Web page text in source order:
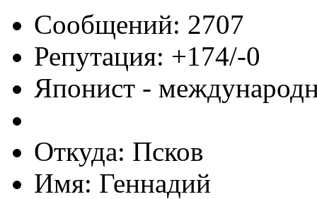
Сообщений: 2707
Репутация: +174/-0
Японист -
Откуда: Псков
Имя: Геннадий